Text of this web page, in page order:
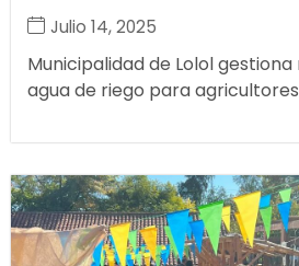
Julio 14, 2025
Municipalidad de Lolol
agua de riego para